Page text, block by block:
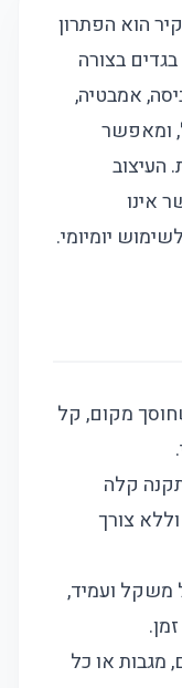
הוא הפתרון
בצורה
אמבטיה,
ומאפשר
העיצוב
אינו
יומיומי.
מקום, קל
קלה
צורך
משקל ועמיד,
מגבות או כל